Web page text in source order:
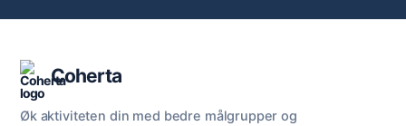
Coherta
Øk aktiviteten din med bedre målgrupper og